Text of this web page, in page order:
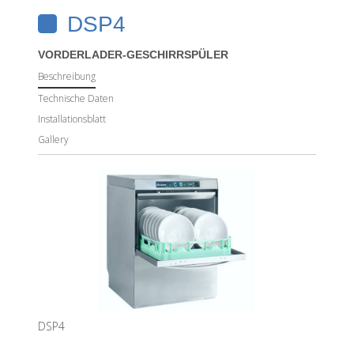
DSP4
VORDERLADER-GESCHIRRSPÜLER
Beschreibung
Technische Daten
Installationsblatt
Gallery
DSP4